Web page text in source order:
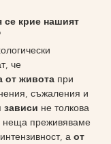
се крие нашият
че
от живота при
съжаления и
зависи не толкова
неща преживяваме
а от